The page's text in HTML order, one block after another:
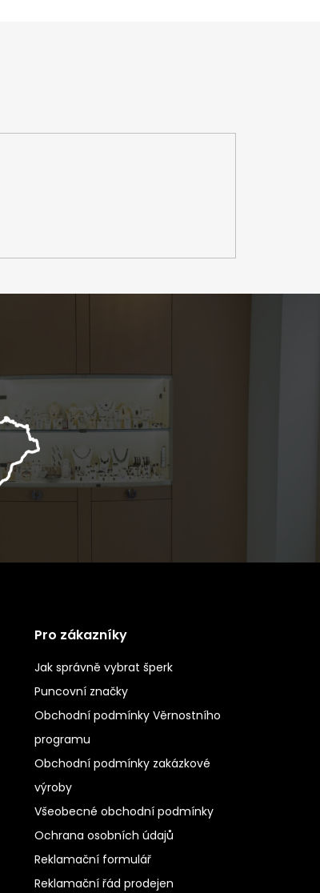
Pro zákazníky
Jak správně vybrat šperk
Puncovní značky
Obchodní podmínky Věrnostního
programu
Obchodní podmínky zakázkové
výroby
Všeobecné obchodní podmínky
Ochrana osobních údajů
Reklamační formulář
Reklamační řád prodejen